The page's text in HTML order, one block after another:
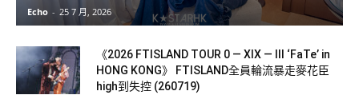
Echo - 25 7 月, 2026
《2026 FTISLAND TOUR 0 — XIX — III ‘FaTe’ in
HONG KONG》 FTISLAND全員輪流暴走麥花臣
high到失控 (260719)